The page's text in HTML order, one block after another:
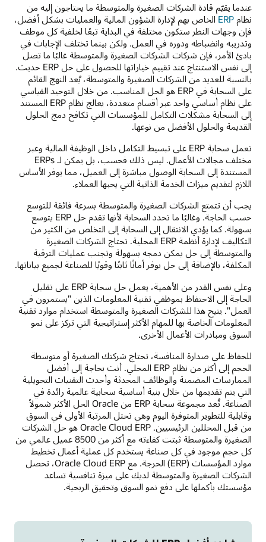
عندما يقيّم قادة الشركات الصغيرة والمتوسطة ما يحتاجون إليه من
نظام ERP الخاص بهم لإدارة الشؤون المالية والعمليات بشكل أفضل،
فإن وجهات النظر ستكون مختلفة في البداية تبعًا لخلفية كل موظف
وتدريبه وانضباطه ودوره في العمل. ولكن بينما تختلف الإجابات في
بادئ الأمر، فإن شركات الشركات الصغيرة والمتوسطة غالبًا ما تصل
إلى نفس الاستنتاج عند تقييم خياراتها للحصول على حل ERP حديث.
بالنسبة للعديد من الشركات الصغيرة والمتوسطة، يُعد النهج القائم
على السحابة في ERP هو الحل المناسب. من خلال التوحيد القياسي
على نظام أساسي واحد عبر أقسام متعددة، يعالج نظام ERP المستند
إلى السحابة مشكلات التكامل للمؤسسات التي تكافح دمج الحلول
القديمة والحلول الأفضل من نوعها.
تعمل سحابة ERP على تبسيط التكامل داخل الوظيفة المالية وعبر
مختلف مجالات الأعمال. ليس ذلك فحسب، بل يمكن لـ ERPs
المستندة إلى السحابة الوصول مباشرة إلى العميل، مما يوفر الأساس
اللازم لتقديم ميزات الخدمة الذاتية التي يحبها العملاء.
يجب أن تتمتع الشركات الصغيرة والمتوسطة بسرعة فائقة للتوسع
حسب الحاجة. وغالبًا ما تحدد السحابة لأنها تقدم حل ERP يتوسع
بسهولة. كما يؤدي الانتقال إلى السحابة إلى التخلص من الكثير من
التكاليف لإدارة أنظمة ERP المحلية. تحتاج الشركات الصغيرة
والمتوسطة إلى حل يمكن دمجه بسهولة وتجنب عمليات الترقية
المكلفة، بالإضافة إلى حل يوفر أمانًا ثابتًا وقويًا للصناعة لجميع بياناتها.
وعلى نفس القدر من الأهمية، يعمل حل سحابة ERP على تقليل
الحاجة إلى الاحتفاظ بموظفي تقنية المعلومات الذين "يستمرون في
العمل". يتيح هذا للشركات الصغيرة والمتوسطة استخدام موارد تقنية
المعلومات الخاصة بها للمهام الأكثر إستراتيجية التي تركز على نمو
السوق ومبادرات الأعمال الأخرى.
للحفاظ على صدارة المنافسة، تحتاج شركتك الصغيرة أو متوسطة
الحجم إلى أكثر من نظام ERP المحلي. أنت بحاجة إلى أفضل
الممارسات المضمنة والوظائف المحدثة وأحدث التقنيات التحويلية
التي يتم تقديمها من خلال بنية أساسية سحابية عالمية رائدة في
الصناعة. تُعد مجموعة سحابة ERP من Oracle الحل الأكثر شمولاً
وقابلية للتطوير المتوفرة اليوم وهي تحتل المرتبة الأولى في السوق
من قبل المحللين الرئيسيين. Oracle Cloud ERP هو حل الشركات
الصغيرة والمتوسطة ثبتت كفاءته مع أكثر من 8500 عميل عالمي من
كل حجم موجود في كل صناعة يستخدم كل عملية أعمال تخطيط
موارد المؤسسات (ERP) الحرجة. مع Oracle Cloud ERP، تحصل
الشركات الصغيرة والمتوسطة لديك على ميزة تنافسية تساعد
مؤسستك بأكملها على دفع نمو السوق وتحقيق الربحية.